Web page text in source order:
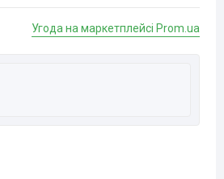
Угода на маркетплейсі Prom.ua